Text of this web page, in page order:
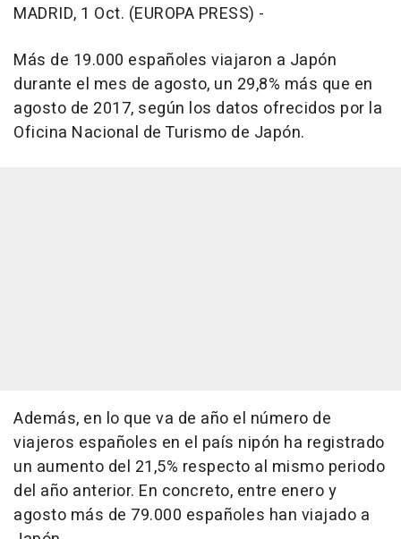
MADRID, 1 Oct. (EUROPA PRESS) -
Más de 19.000 españoles viajaron a Japón
durante el mes de agosto, un 29,8% más que en
agosto de 2017, según los datos ofrecidos por la
Oficina Nacional de Turismo de Japón.
Además, en lo que va de año el número de
viajeros españoles en el país nipón ha registrado
un aumento del 21,5% respecto al mismo periodo
del año anterior. En concreto, entre enero y
agosto más de 79.000 españoles han viajado a